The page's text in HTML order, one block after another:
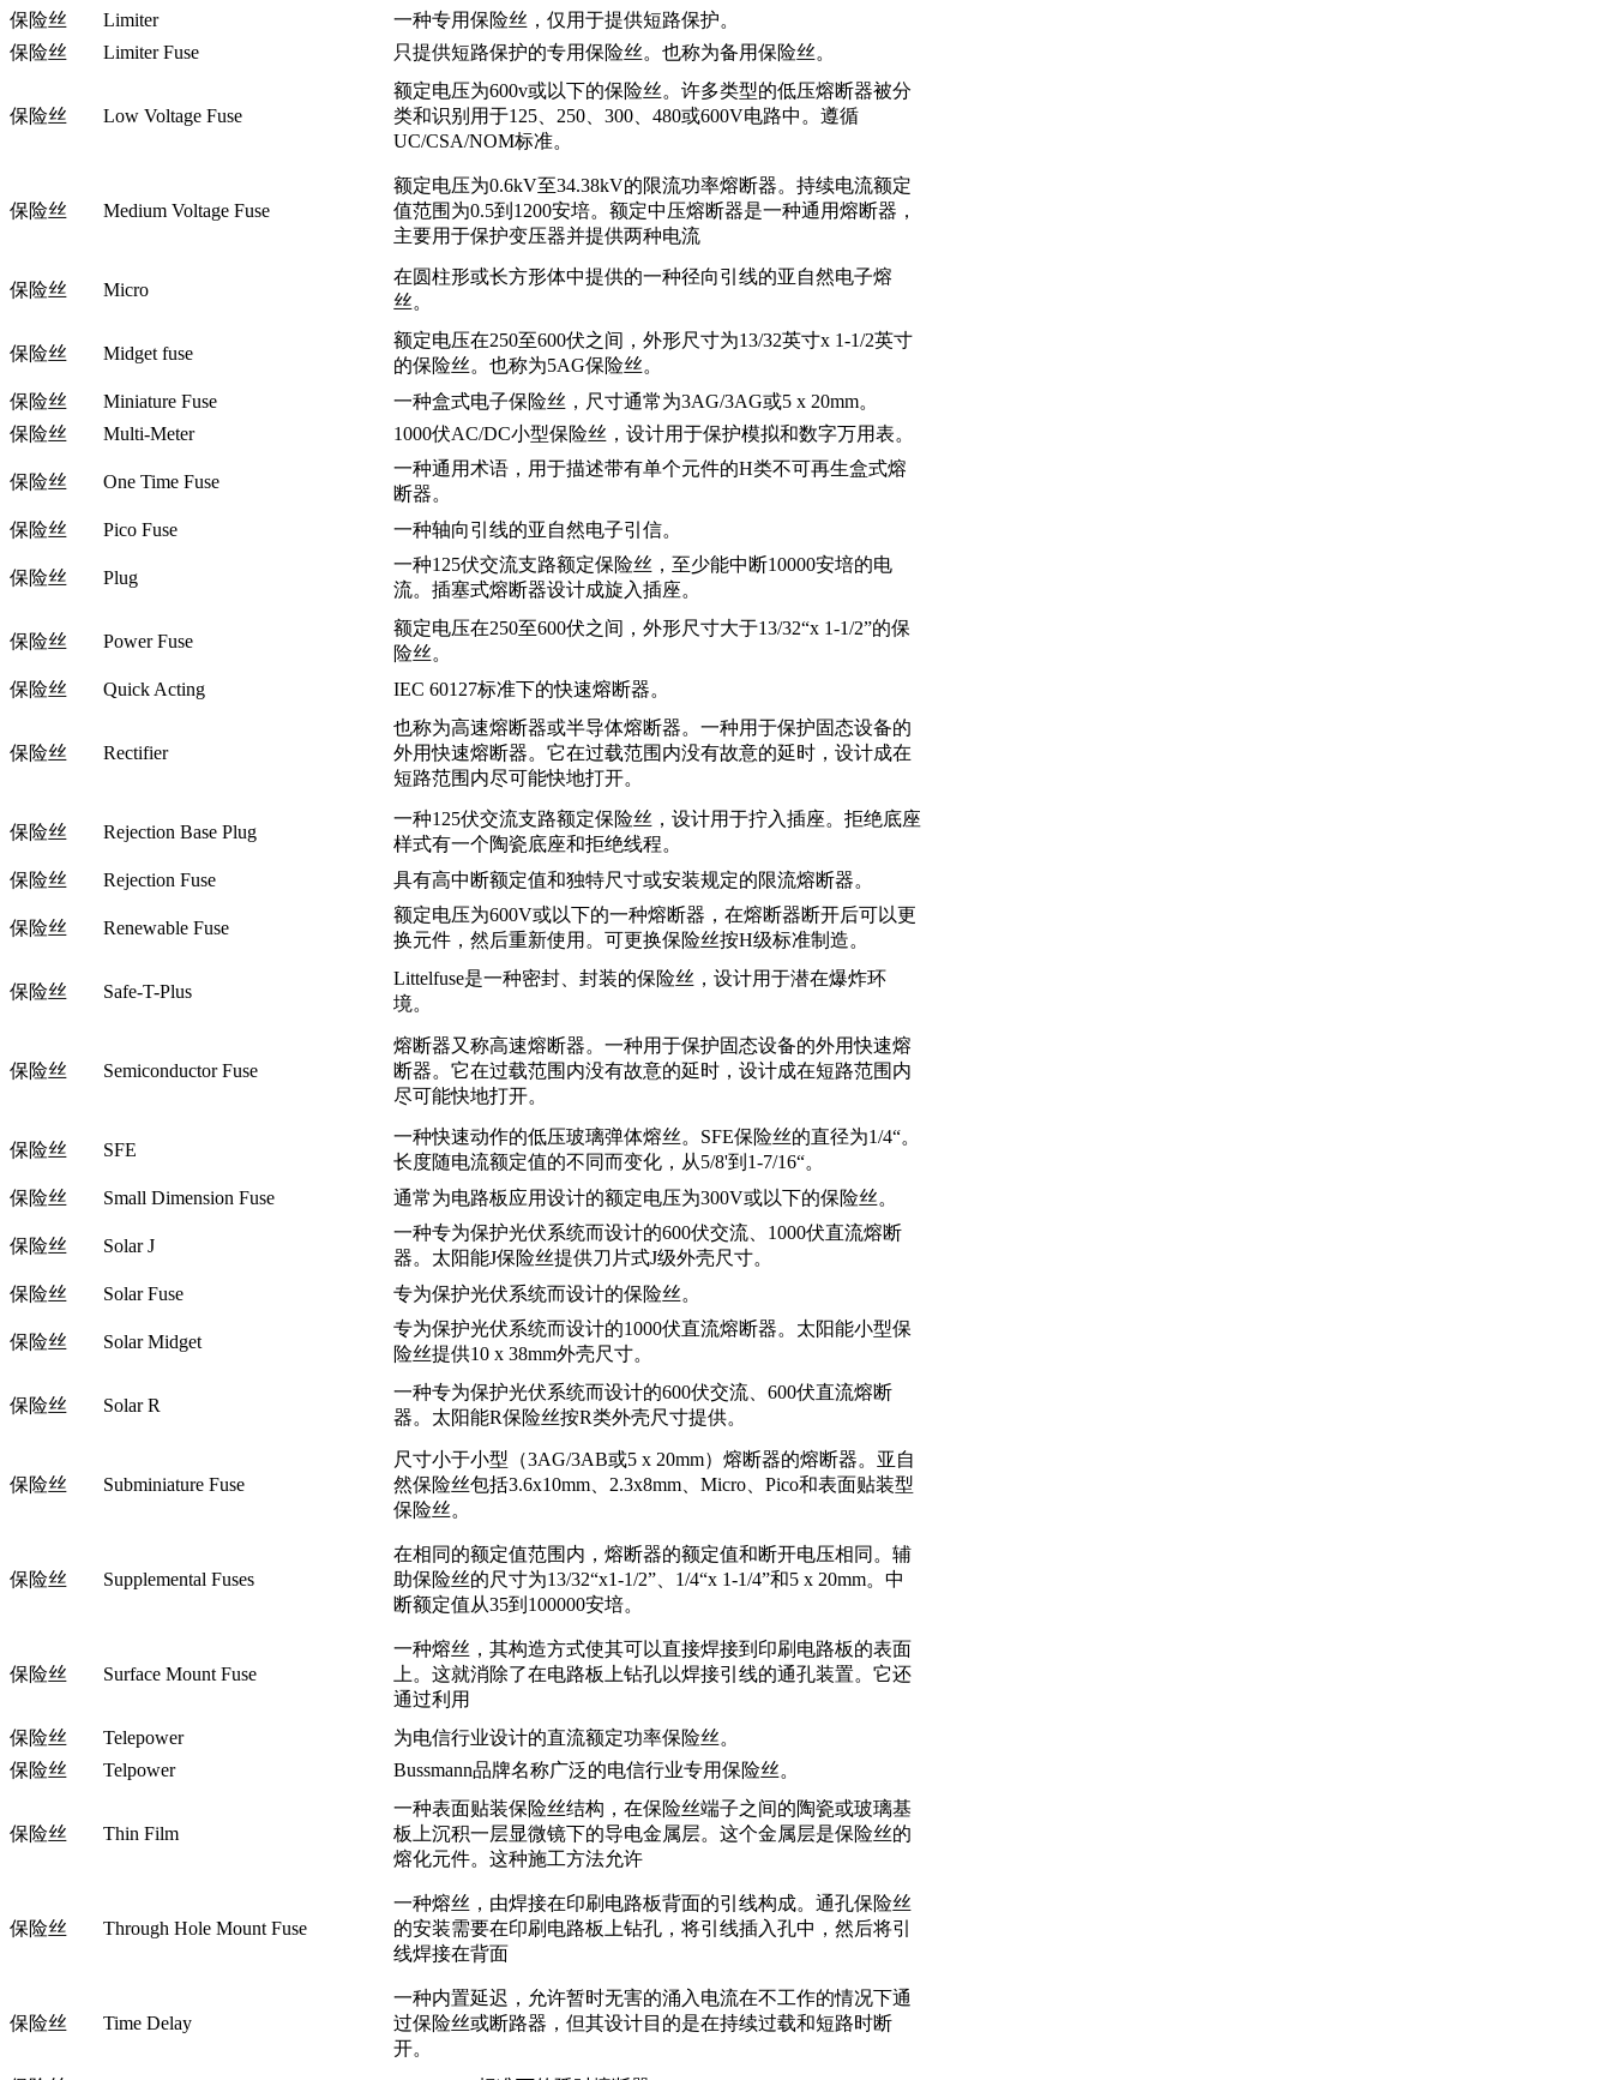
保险丝
Limiter
一种专用保险丝，仅用于提供短路保护。
保险丝
Limiter Fuse 只提供短路保护的专用保险丝。也称为备用保险丝。
保险丝 Low Voltage Fuse
额定电压为600v或以下的保险丝。许多类型的低压熔断器被分
类和识别用于125、250、300、480或600V电路中。遵循
UC/CSA/NOM标准。
保险丝 Medium Voltage Fuse
额定电压为0.6kV至34.38kV的限流功率熔断器。持续电流额定
值范围为0.5到1200安培。额定中压熔断器是一种通用熔断器，
主要用于保护变压器并提供两种电流
保险丝 Micro
在圆柱形或长方形体中提供的一种径向引线的亚自然电子熔
丝。
保险丝 Midget fuse
额定电压在250至600伏之间，外形尺寸为13/32英寸x 1-1/2英寸
的保险丝。也称为5AG保险丝。
保险丝
Miniature Fuse
一种盒式电子保险丝，尺寸通常为3AG/3AG或5 x 20mm。
保险丝
Multi-Meter 1000伏AC/DC小型保险丝，设计用于保护模拟和数字万用表。
保险丝 One Time Fuse
一种通用术语，用于描述带有单个元件的H类不可再生盒式熔
断器。
保险丝
Pico Fuse 一种轴向引线的亚自然电子引信。
保险丝 Plug
一种125伏交流支路额定保险丝，至少能中断10000安培的电
流。插塞式熔断器设计成旋入插座。
保险丝 Power Fuse
额定电压在250至600伏之间，外形尺寸大于13/32“x 1-1/2”的保
险丝。
保险丝
Quick Acting IEC 60127标准下的快速熔断器。
保险丝 Rectifier
也称为高速熔断器或半导体熔断器。一种用于保护固态设备的
外用快速熔断器。它在过载范围内没有故意的延时，设计成在
短路范围内尽可能快地打开。
保险丝 Rejection Base Plug
一种125伏交流支路额定保险丝，设计用于拧入插座。拒绝底座
样式有一个陶瓷底座和拒绝线程。
保险丝
Rejection Fuse 具有高中断额定值和独特尺寸或安装规定的限流熔断器。
保险丝 Renewable Fuse
额定电压为600V或以下的一种熔断器，在熔断器断开后可以更
换元件，然后重新使用。可更换保险丝按H级标准制造。
保险丝 Safe-T-Plus
Littelfuse是一种密封、封装的保险丝，设计用于潜在爆炸环
境。
保险丝 Semiconductor Fuse
熔断器又称高速熔断器。一种用于保护固态设备的外用快速熔
断器。它在过载范围内没有故意的延时，设计成在短路范围内
尽可能快地打开。
保险丝 SFE
一种快速动作的低压玻璃弹体熔丝。SFE保险丝的直径为1/4“。
长度随电流额定值的不同而变化，从5/8'到1-7/16“。
保险丝
Small Dimension Fuse 通常为电路板应用设计的额定电压为300V或以下的保险丝。
保险丝 Solar J
一种专为保护光伏系统而设计的600伏交流、1000伏直流熔断
器。太阳能J保险丝提供刀片式J级外壳尺寸。
保险丝
Solar Fuse 专为保护光伏系统而设计的保险丝。
保险丝 Solar Midget
专为保护光伏系统而设计的1000伏直流熔断器。太阳能小型保
险丝提供10 x 38mm外壳尺寸。
保险丝 Solar R
一种专为保护光伏系统而设计的600伏交流、600伏直流熔断
器。太阳能R保险丝按R类外壳尺寸提供。
保险丝 Subminiature Fuse
尺寸小于小型（3AG/3AB或5 x 20mm）熔断器的熔断器。亚自
然保险丝包括3.6x10mm、2.3x8mm、Micro、Pico和表面贴装型
保险丝。
保险丝 Supplemental Fuses
在相同的额定值范围内，熔断器的额定值和断开电压相同。辅
助保险丝的尺寸为13/32“x1-1/2”、1/4“x 1-1/4”和5 x 20mm。中
断额定值从35到100000安培。
保险丝 Surface Mount Fuse
一种熔丝，其构造方式使其可以直接焊接到印刷电路板的表面
上。这就消除了在电路板上钻孔以焊接引线的通孔装置。它还
通过利用
保险丝
Telepower
为电信行业设计的直流额定功率保险丝。
保险丝
Telpower Bussmann品牌名称广泛的电信行业专用保险丝。
保险丝 Thin Film
一种表面贴装保险丝结构，在保险丝端子之间的陶瓷或玻璃基
板上沉积一层显微镜下的导电金属层。这个金属层是保险丝的
熔化元件。这种施工方法允许
保险丝 Through Hole Mount Fuse
一种熔丝，由焊接在印刷电路板背面的引线构成。通孔保险丝
的安装需要在印刷电路板上钻孔，将引线插入孔中，然后将引
线焊接在背面
保险丝 Time Delay
一种内置延迟，允许暂时无害的涌入电流在不工作的情况下通
过保险丝或断路器，但其设计目的是在持续过载和短路时断
开。